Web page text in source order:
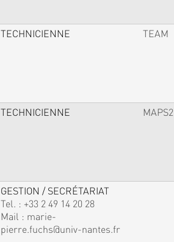
TECHNICIENNE TEAM
TECHNICIENNE MAPS2
GESTION / SECRÉTARIAT
Tel. : +33 2 49 14 20 28
Mail : marie-
pierre.fuchs@univ-nantes.fr